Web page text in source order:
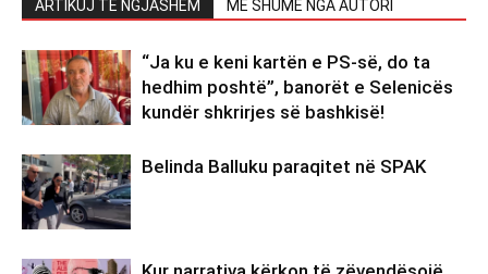
ARTIKUJ TË NGJASHËM MË SHUMË NGA AUTORI
“Ja ku e keni kartën e PS-së, do ta
hedhim poshtë”, banorët e Selenicës
kundër shkrirjes së bashkisë!
Belinda Balluku paraqitet në SPAK